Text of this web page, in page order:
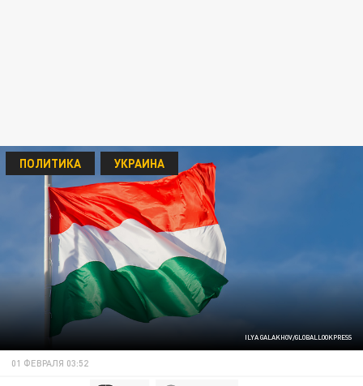
ILYA GALAKHOV/GLOBALLOOKPRESS
ПОЛИТИКА УКРАИНА
01 ФЕВРАЛЯ 03:52